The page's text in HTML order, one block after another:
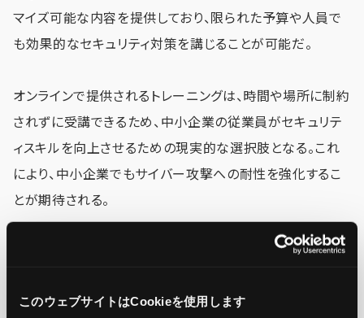
このウェブサイトはCookieを使用します
マイズ可能な内容を提供しており、限られた予算や人員で
も効果的なセキュリティ対策を講じることが可能だ。
オンラインで提供されるトレーニングは、時間や場所に制約
されずに受講できるため、中小企業の従業員がセキュリテ
ィスキルを向上させるための現実的な選択肢となる。これ
により、中小企業でもサイバー攻撃への耐性を強化するこ
とが期待される。
誰か？